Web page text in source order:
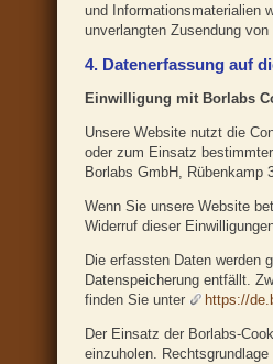
und Informationsmaterialien
unverlangten Zusendung
4. Datenerfassung auf
Einwilligung mit Borlabs
Unsere Website nutzt die
oder zum Einsatz
Borlabs GmbH, Rübenkamp
Wenn Sie unsere Website
Widerruf dieser
Die erfassten Daten werden
Datenspeicherung entfällt.
finden Sie unter
https://
Der Einsatz der Borlabs-
einzuholen.